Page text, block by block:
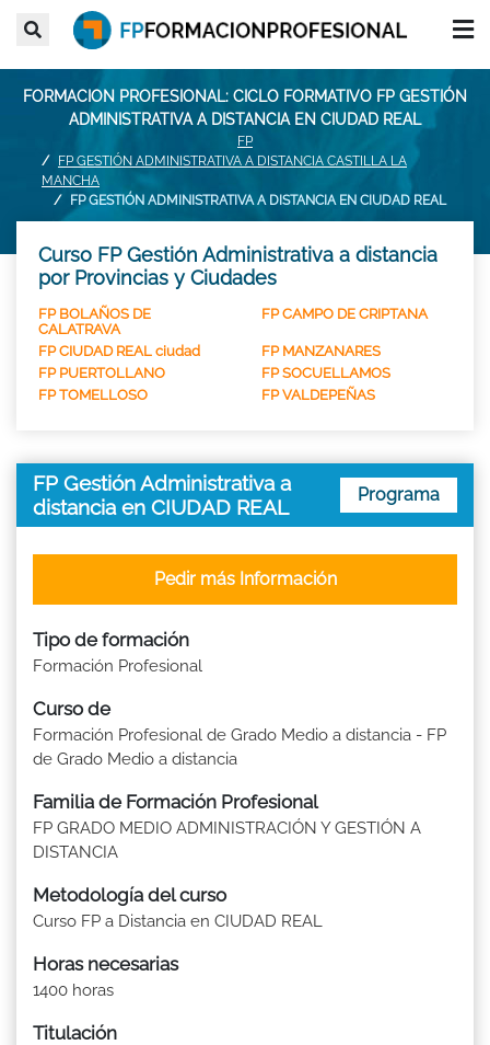
FORMACION PROFESIONAL: CICLO FORMATIVO FP GESTIÓN
ADMINISTRATIVA A DISTANCIA EN CIUDAD REAL
FP
FP GESTIÓN ADMINISTRATIVA A DISTANCIA CASTILLA LA
MANCHA
FP GESTIÓN ADMINISTRATIVA A DISTANCIA EN CIUDAD REAL
Curso FP Gestión Administrativa a distancia
por Provincias y Ciudades
FP BOLAÑOS DE
CALATRAVA
FP CAMPO DE CRIPTANA
FP CIUDAD REAL ciudad
FP MANZANARES
FP PUERTOLLANO
FP SOCUELLAMOS
FP TOMELLOSO
FP VALDEPEÑAS
FP Gestión Administrativa a
distancia en CIUDAD REAL
Programa
Tipo de formación
Formación Profesional
Curso de
Formación Profesional de Grado Medio a distancia - FP
de Grado Medio a distancia
Familia de Formación Profesional
FP GRADO MEDIO ADMINISTRACIÓN Y GESTIÓN A
DISTANCIA
Metodología del curso
Curso FP a Distancia en CIUDAD REAL
Horas necesarias
1400 horas
Titulación
Pedir más Información